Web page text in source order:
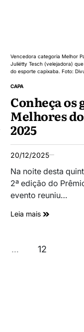
Vencedora categoria Melhor
Juliétty Tesch (velejadora)
do esporte capixaba. Foto:
CAPA
Conheça os
Melhores
2025
20/12/2025
Na noite desta
2ª edição do
evento reuniu…
Leia mais
… 12